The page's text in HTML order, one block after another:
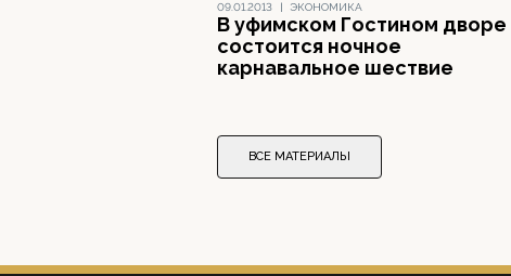
09.01.2013 | ЭКОНОМИКА
В уфимском Гостином дворе
состоится ночное
карнавальное шествие
ВСЕ МАТЕРИАЛЫ